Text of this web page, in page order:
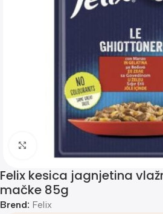
Felix kesica jagnjetina
mačke 85g
Brend: Felix